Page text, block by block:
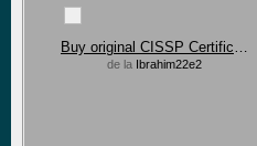
Buy original CISSP Certification in Brazil, USA
de la Ibrahim22e2